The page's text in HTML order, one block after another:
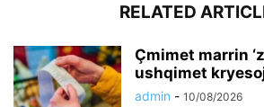
RELATED
Çmimet marrin
ushqimet
admin - 10/08/2026